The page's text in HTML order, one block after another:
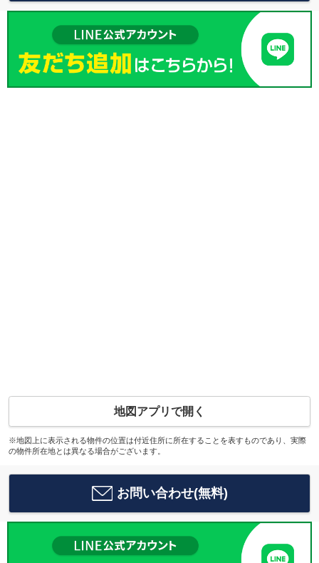
地図アプリで開く
※地図上に表示される物件の位置は付近住所に所在することを表すものであり、実際
の物件所在地とは異なる場合がございます。
お問い合わせ(無料)